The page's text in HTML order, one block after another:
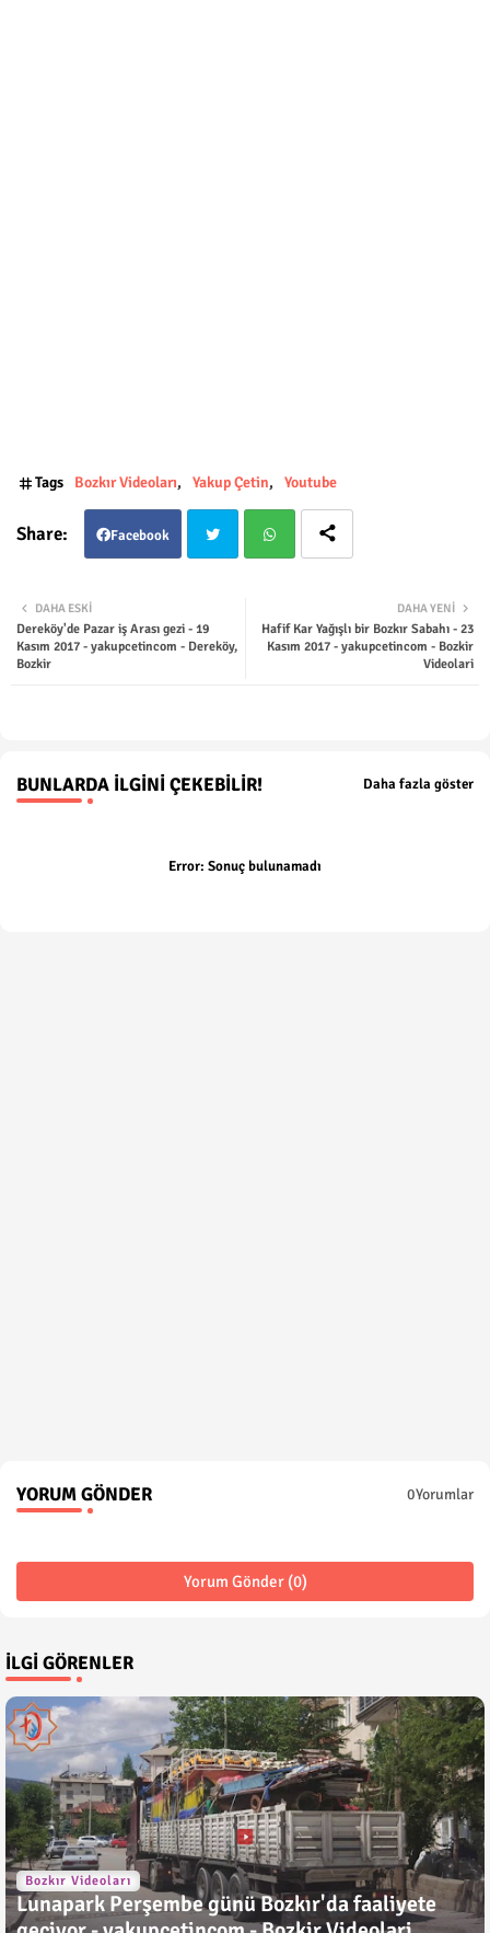
Tags Bozkır Videoları Yakup Çetin Youtube
Facebook
ter tsap
DAHA YENI
Hafif Kar Yağışlı bir Bozkır Sabahı - 23
Kasım 2017 - yakupcetincom - Bozkir
Videolari
DAHA ESKI
Dereköy'de Pazar iş Arası gezi - 19
Kasım 2017 - yakupcetincom - Dereköy,
Bozkir
BUNLARDA İLGINI ÇEKEBILIR! Daha fazla göster
Error: Sonuç bulunamadı
YORUM GÖNDER 0Yorumlar
Yorum Gönder (0)
İLGI GÖRENLER
Bozkır Videoları
Lunapark Perşembe günü Bozkır'da faaliyete